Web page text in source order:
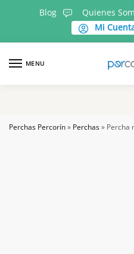
Blog Quienes
Mi
MENU
Perchas Percorín» Perchas» Percha